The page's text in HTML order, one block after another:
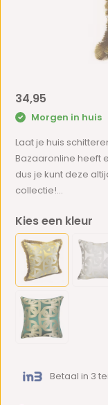
34,95
Morgen in huis
Laat je huis
Bazaaronline heeft
dus je kunt deze
collectie!...
Kies een kleur
Betaal in 3